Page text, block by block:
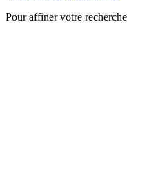
Pour affiner votre recherche